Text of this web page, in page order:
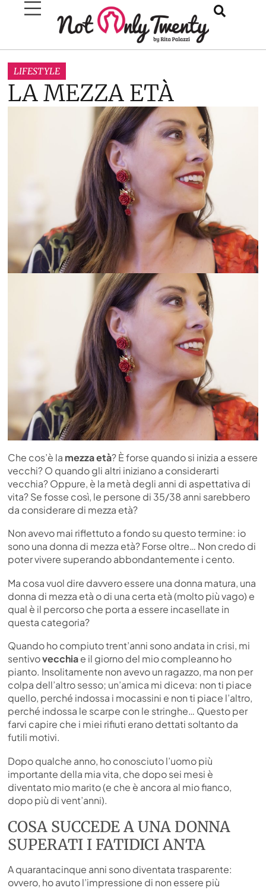
LIFESTYLE
LA MEZZA ETÀ
Che cos’è la mezza età? È forse quando si inizia a essere
vecchi? O quando gli altri iniziano a considerarti
vecchia? Oppure, è la metà degli anni di aspettativa di
vita? Se fosse così, le persone di 35/38 anni sarebbero
da considerare di mezza età?
Non avevo mai riflettuto a fondo su questo termine: io
sono una donna di mezza età? Forse oltre… Non credo di
poter vivere superando abbondantemente i cento.
Ma cosa vuol dire davvero essere una donna matura, una
donna di mezza età o di una certa età (molto più vago) e
qual è il percorso che porta a essere incasellate in
questa categoria?
Quando ho compiuto trent’anni sono andata in crisi, mi
sentivovecchiae il giorno del mio compleanno ho
pianto. Insolitamente non avevo un ragazzo, ma non per
colpa dell’altro sesso; un’amica mi diceva: non ti piace
quello, perché indossa i mocassini e non ti piace l’altro,
perché indossa le scarpe con le stringhe… Questo per
farvi capire che i miei rifiuti erano dettati soltanto da
futili motivi.
Dopo qualche anno, ho conosciuto l’uomo più
importante della mia vita, che dopo sei mesi è
diventato mio marito (e che è ancora al mio fianco,
dopo più di vent’anni).
COSA SUCCEDE A UNA DONNA
SUPERATI I FATIDICI ANTA
A quarantacinque anni sono diventata trasparente:
ovvero, ho avuto l’impressione di non essere più